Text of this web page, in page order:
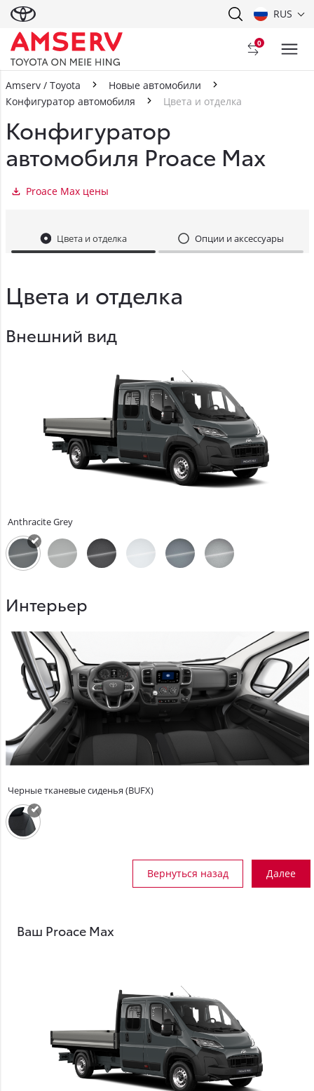
RUS
0
Amserv / Toyota
Новые автомобили
Конфигуратор автомобиля
Цвета и отделка
Конфигуратор
автомобиля Proace Max
Proace Max цены
Цвета и отделка Опции и аксессуары
Цвета и отделка
Внешний вид
Anthracite Grey
Интерьер
Черные тканевые сиденья (BUFX)
Вернуться назад Далее
Ваш Proace Max